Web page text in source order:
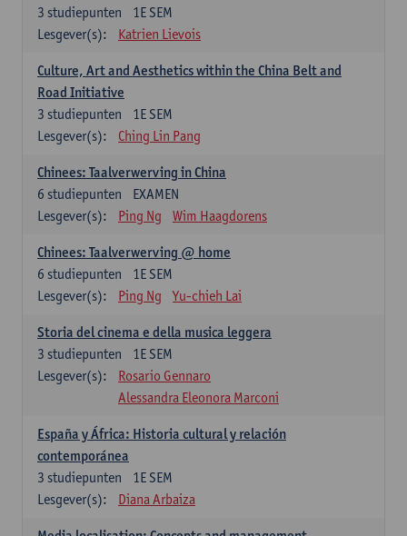
1E SEM
3 studiepunten
Lesgever(s):
Katrien Lievois
Culture, Art and Aesthetics within the China Belt and
Road Initiative
1E SEM
3 studiepunten
Lesgever(s):
Ching Lin Pang
Chinees: Taalverwerving in China
EXAMEN
6 studiepunten
Lesgever(s):
Ping Ng Wim Haagdorens
Chinees: Taalverwerving @ home
1E SEM
6 studiepunten
Lesgever(s):
Ping Ng Yu-chieh Lai
Storia del cinema e della musica leggera
1E SEM
3 studiepunten
Lesgever(s):
Rosario Gennaro
Alessandra Eleonora Marconi
España y África: Historia cultural y relación
contemporánea
1E SEM
3 studiepunten
Lesgever(s):
Diana Arbaiza